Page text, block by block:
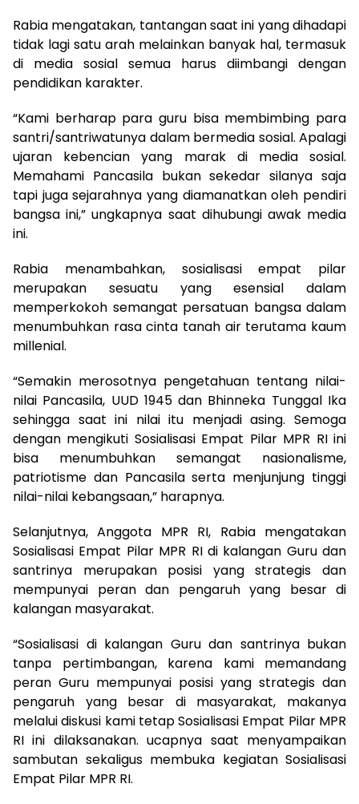
Rabia mengatakan, tantangan saat ini yang dihadapi
tidak lagi satu arah melainkan banyak hal, termasuk
di media sosial semua harus diimbangi dengan
pendidikan karakter.
“Kami berharap para guru bisa membimbing para
santri/santriwatunya dalam bermedia sosial. Apalagi
ujaran kebencian yang marak di media sosial.
Memahami Pancasila bukan sekedar silanya saja
tapi juga sejarahnya yang diamanatkan oleh pendiri
bangsa ini,” ungkapnya saat dihubungi awak media
ini.
Rabia menambahkan, sosialisasi empat pilar
merupakan sesuatu yang esensial dalam
memperkokoh semangat persatuan bangsa dalam
menumbuhkan rasa cinta tanah air terutama kaum
millenial.
“Semakin merosotnya pengetahuan tentang nilai-
nilai Pancasila, UUD 1945 dan Bhinneka Tunggal Ika
sehingga saat ini nilai itu menjadi asing. Semoga
dengan mengikuti Sosialisasi Empat Pilar MPR RI ini
bisa menumbuhkan semangat nasionalisme,
patriotisme dan Pancasila serta menjunjung tinggi
nilai-nilai kebangsaan,” harapnya.
Selanjutnya, Anggota MPR RI, Rabia mengatakan
Sosialisasi Empat Pilar MPR RI di kalangan Guru dan
santrinya merupakan posisi yang strategis dan
mempunyai peran dan pengaruh yang besar di
kalangan masyarakat.
“Sosialisasi di kalangan Guru dan santrinya bukan
tanpa pertimbangan, karena kami memandang
peran Guru mempunyai posisi yang strategis dan
pengaruh yang besar di masyarakat, makanya
melalui diskusi kami tetap Sosialisasi Empat Pilar MPR
RI ini dilaksanakan. ucapnya saat menyampaikan
sambutan sekaligus membuka kegiatan Sosialisasi
Empat Pilar MPR RI.